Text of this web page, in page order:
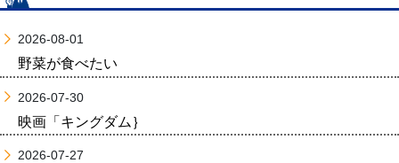
2026-08-01
野菜が食べたい
2026-07-30
映画「キングダム｝
2026-07-27